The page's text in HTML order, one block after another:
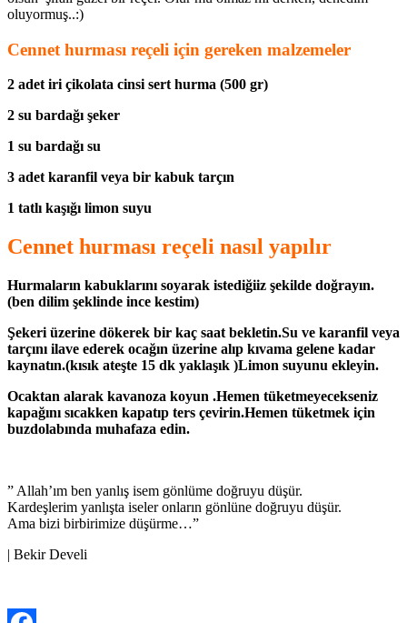
oluyormuş..:)
Cennet hurması reçeli için gereken malzemeler
2 adet iri çikolata cinsi sert hurma (500 gr)
2 su bardağı şeker
1 su bardağı su
3 adet karanfil veya bir kabuk tarçın
1 tatlı kaşığı limon suyu
Cennet hurması reçeli nasıl yapılır
Hurmaların kabuklarını soyarak istediğiiz şekilde doğrayın.
(ben dilim şeklinde ince kestim)
Şekeri üzerine dökerek bir kaç saat bekletin.Su ve karanfil veya
tarçını ilave ederek ocağın üzerine alıp kıvama gelene kadar
kaynatın.(kısık ateşte 15 dk yaklaşık )Limon suyunu ekleyin.
Ocaktan alarak kavanoza koyun .Hemen tüketmeyecekseniz
kapağını sıcakken kapatıp ters çevirin.Hemen tüketmek için
buzdolabında muhafaza edin.
” Allah’ım ben yanlış isem gönlüme doğruyu düşür.
Kardeşlerim yanlışta iseler onların gönlüne doğruyu düşür.
Ama bizi birbirimize düşürme…”
| Bekir Develi